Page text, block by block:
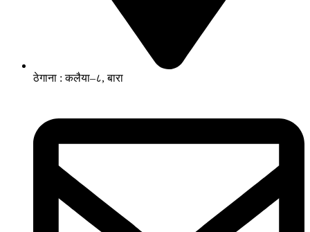
ठेगाना : कलैया–८, बारा